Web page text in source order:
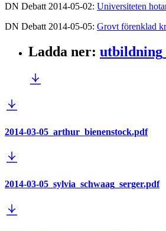
DN Debatt 2014-05-02: Universiteten
DN Debatt 2014-05-05: Grovt förenklad
Ladda ner:
2014-03-05_arthur_bienenstock.pdf
2014-03-05_sylvia_schwaag_serger.pdf